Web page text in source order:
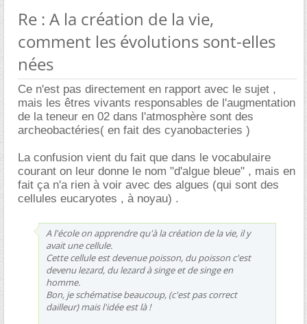
Re : A la création de la vie,
comment les évolutions sont-elles
nées
Ce n'est pas directement en rapport avec le sujet ,
mais les êtres vivants responsables de l'augmentation
de la teneur en 02 dans l'atmosphère sont des
archeobactéries( en fait des cyanobacteries )
La confusion vient du fait que dans le vocabulaire
courant on leur donne le nom "d'algue bleue" , mais en
fait ça n'a rien à voir avec des algues (qui sont des
cellules eucaryotes , à noyau) .
A l'école on apprendre qu'à la création de la vie, il y
avait une cellule.
Cette cellule est devenue poisson, du poisson c'est
devenu lezard, du lezard à singe et de singe en
homme.
Bon, je schématise beaucoup, (c'est pas correct
dailleur) mais l'idée est là !